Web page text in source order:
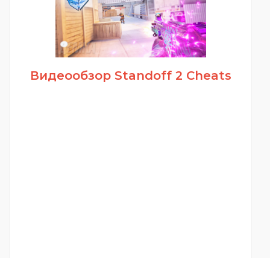
Видеообзор Standoff 2 Cheats